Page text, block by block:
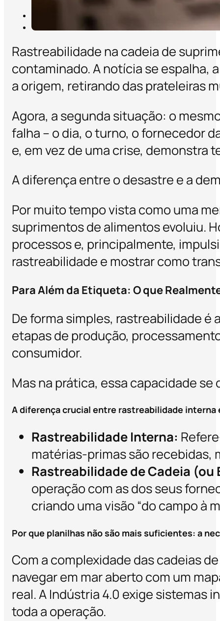
Rastreabilidade na cadeia de
contaminado. A notícia se espalha,
a origem, retirando das prateleiras
Agora, a segunda situação: o
falha – o dia, o turno, o fornecedor
e, em vez de uma crise, demonstra
A diferença entre o desastre e a
Por muito tempo vista como uma
suprimentos de alimentos evoluiu.
processos e, principalmente,
rastreabilidade e mostrar como
Para Além da Etiqueta: O que
De forma simples, rastreabilidade é
etapas de produção,
consumidor.
Mas na prática, essa capacidade
A diferença crucial entre rastreabilidade interna
Rastreabilidade Interna:
matérias-primas são recebidas,
Rastreabilidade de Cadeia (ou
operação com as dos seus
criando uma visão “do campo à
Por que planilhas não são mais suficientes: a
Com a complexidade das cadeias
navegar em mar aberto com um
real. A Indústria 4.0 exige sistemas
toda a operação.